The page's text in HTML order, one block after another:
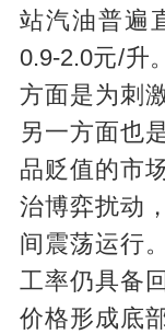
站汽油普遍
0.9-2.0元/升
方面是为刺
另一方面也
品贬值的市
治博弈扰动
间震荡运行
工率仍具备
价格形成底